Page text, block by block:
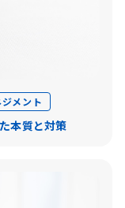
メント
本質と対策